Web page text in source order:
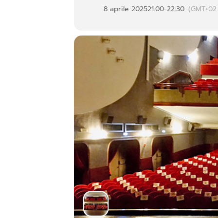
8 aprile 202521:00-22:30